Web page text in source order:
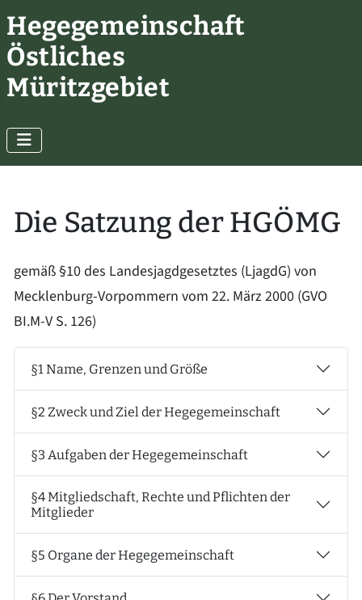
Hegegemeinschaft
Östliches
Müritzgebiet
Die Satzung der HGÖMG
gemäß §10 des Landesjagdgesetztes (LjagdG) von
Mecklenburg-Vorpommern vom 22. März 2000 (GVO
BI.M-V S. 126)
§1 Name, Grenzen und Größe
§2 Zweck und Ziel der Hegegemeinschaft
§3 Aufgaben der Hegegemeinschaft
§4 Mitgliedschaft, Rechte und Pflichten der
Mitglieder
§5 Organe der Hegegemeinschaft